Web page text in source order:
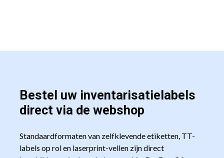
Bestel uw inventarisatielabels
direct via de webshop
Standaardformaten van zelfklevende etiketten, TT-
labels op rol en laserprint-vellen zijn direct